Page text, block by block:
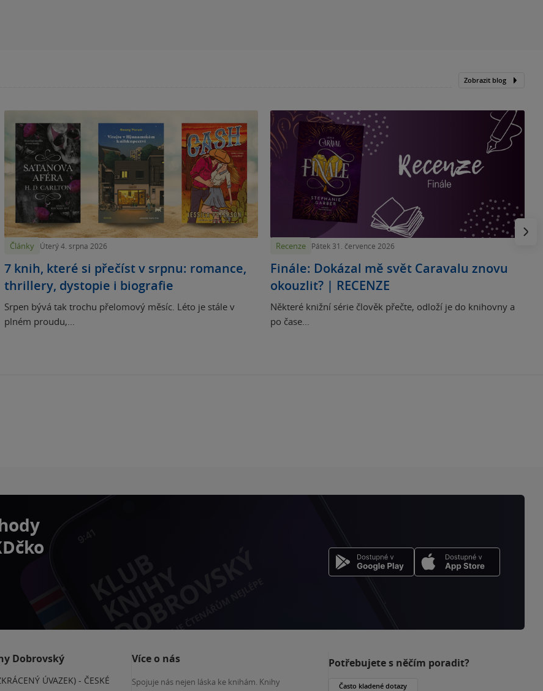
Zobrazit blog
Články Úterý 4. srpna 2026
7 knih, které si přečíst v srpnu: romance,
thrillery, dystopie i biografie
Srpen bývá tak trochu přelomový měsíc. Léto je stále v
plném proudu,...
Recenze Pátek 31. července 2026
Finále: Dokázal mě svět Caravalu znovu
okouzlit? | RECENZE
Některé knižní série člověk přečte, odloží je do knihovny a
po čase...
Dobrovský
ÚVAZEK) - ČESKÉ
Více o nás
Spojuje nás nejen láska ke knihám. Knihy
Potřebujete s něčím poradit?
Často kladené dotazy